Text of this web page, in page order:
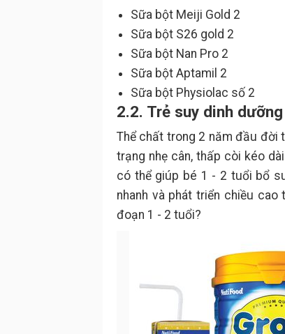
Sữa bột Meiji Gold 2
Sữa bột S26 gold 2
Sữa bột Nan Pro 2
Sữa bột Aptamil 2
Sữa bột Physiolac số 2
2.2. Trẻ suy dinh
Thể chất trong 2 năm đầu đời
trạng nhẹ cân, thấp còi kéo
có thể giúp bé 1 - 2 tuổi bổ
nhanh và phát triển chiều cao
đoạn 1 - 2 tuổi?